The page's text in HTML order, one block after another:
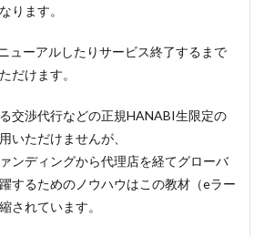
ります。
ューアルしたりサービス終了するまで
だけます。
交渉代行などの正規HANABI生限定の
いただけませんが、
ンディングから代理店を経てグローバ
するためのノウハウはこの教材（eラー
されています。